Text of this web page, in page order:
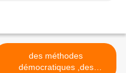
des méthodes
démocratiques ,des